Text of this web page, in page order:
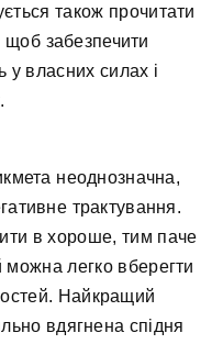
також прочитати
щоб забезпечити
у власних силах і
неоднозначна,
трактування.
в хороше, тим паче
легко вберегти
Найкращий
вдягнена спідня